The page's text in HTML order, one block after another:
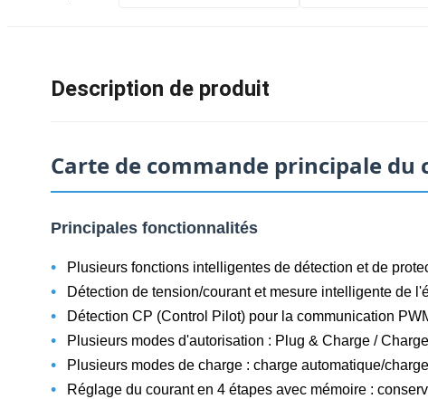
Description de produit
Carte de commande principale
Principales fonctionnalités
• Plusieurs fonctions intelligentes de détection et de
• Détection de tension/courant et mesure intelligente de
• Détection CP (Control Pilot) pour la communication
• Plusieurs modes d'autorisation : Plug & Charge /
• Plusieurs modes de charge : charge automatique/
• Réglage du courant en 4 étapes avec mémoire :